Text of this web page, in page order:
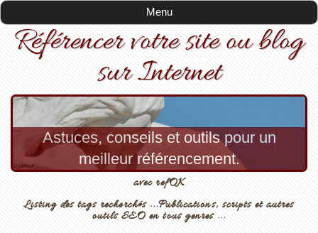
Menu
Référencer votre site ou blog
sur Internet
Astuces, conseils et outils pour un
meilleur référencement.
avec refOK
Listing des tags recherchés ...Publications, scripts et autres
outils SEO en tous genres ...